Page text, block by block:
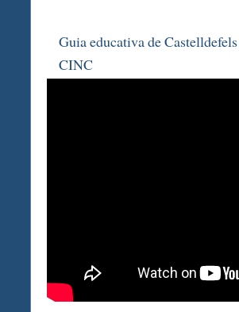
Guia educativa de Castelldefels
CINC